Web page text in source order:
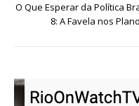
O Que Esperar da Política
8: A Favela nos